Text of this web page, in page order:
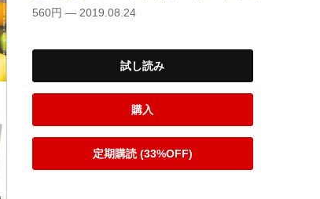
560円 — 2019.08.24
試し読み
購入
定期購読 (33%OFF)